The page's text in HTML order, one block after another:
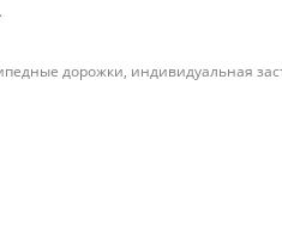
дорожки, индивидуальная